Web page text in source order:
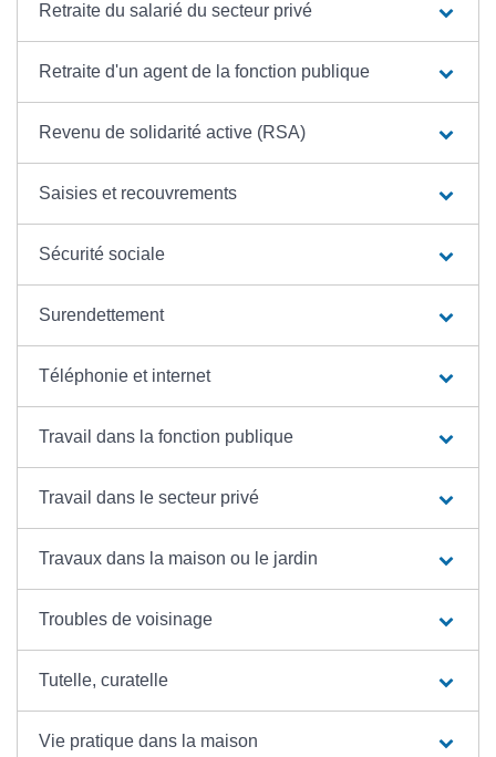
Retraite du salarié du secteur privé
Retraite d'un agent de la fonction publique
Revenu de solidarité active (RSA)
Saisies et recouvrements
Sécurité sociale
Surendettement
Téléphonie et internet
Travail dans la fonction publique
Travail dans le secteur privé
Travaux dans la maison ou le jardin
Troubles de voisinage
Tutelle, curatelle
Vie pratique dans la maison